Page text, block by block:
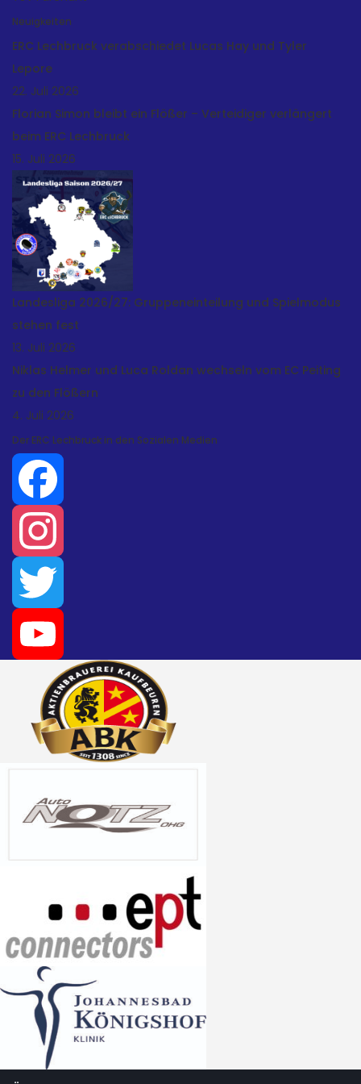
Neuigkeiten
ERC Lechbruck verabschiedet Lucas Hay und Tyler
Lepore
22. Juli 2026
Florian Simon bleibt ein Flößer – Verteidiger verlängert
beim ERC Lechbruck
15. Juli 2026
Landesliga 2026/27: Gruppeneinteilung und Spielmodus
stehen fest
13. Juli 2026
Niklas Helmer und Luca Roldan wechseln vom EC Peiting
zu den Flößern
4. Juli 2026
Der ERC Lechbruck in den Sozialen Medien
Facebook
Instagram
Twitter
YouTube
Channel